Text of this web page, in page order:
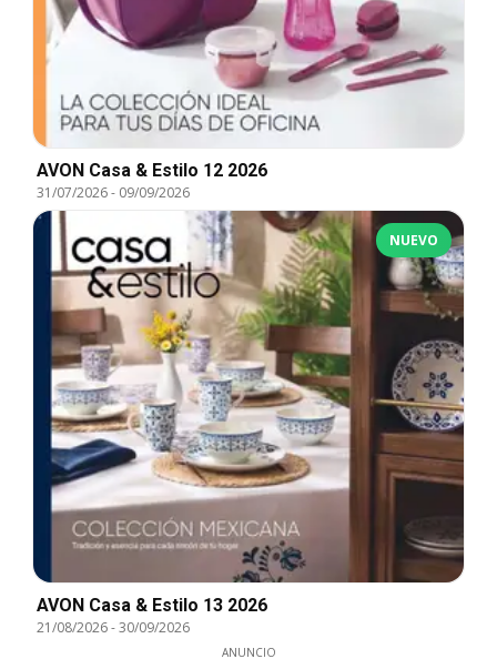
AVON Casa & Estilo 12 2026
31/07/2026- 09/09/2026
NUEVO
AVON Casa & Estilo 13 2026
21/08/2026-30/09/2026
ANUNCIO